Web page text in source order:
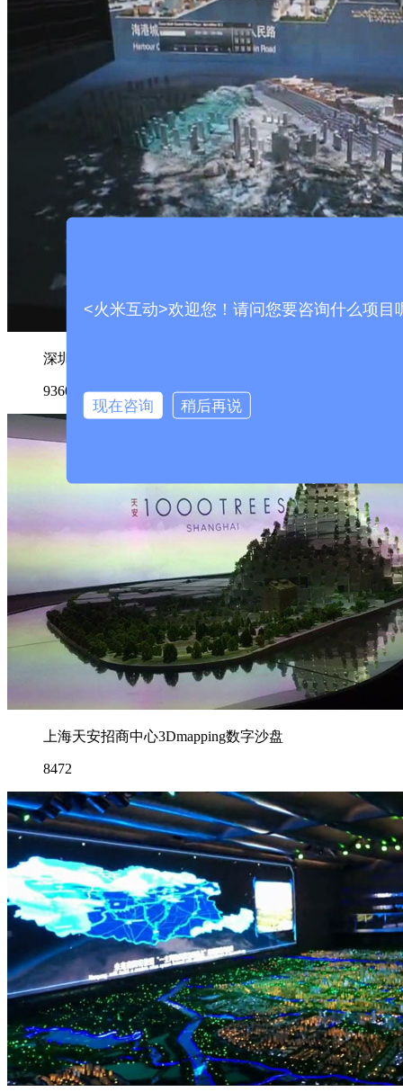
深圳中信海港城地产三维L幕数字沙盘
9360
上海天安招商中心3Dmapping数字沙盘
8472
<火米互动>欢迎您！请问您要咨询什么项目
现在咨询 稍后再说